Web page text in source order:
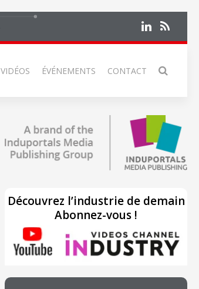
VIDÉOS ÉVÉNEMENTS CONTACT
Découvrez l’industrie de demain
Abonnez-vous !